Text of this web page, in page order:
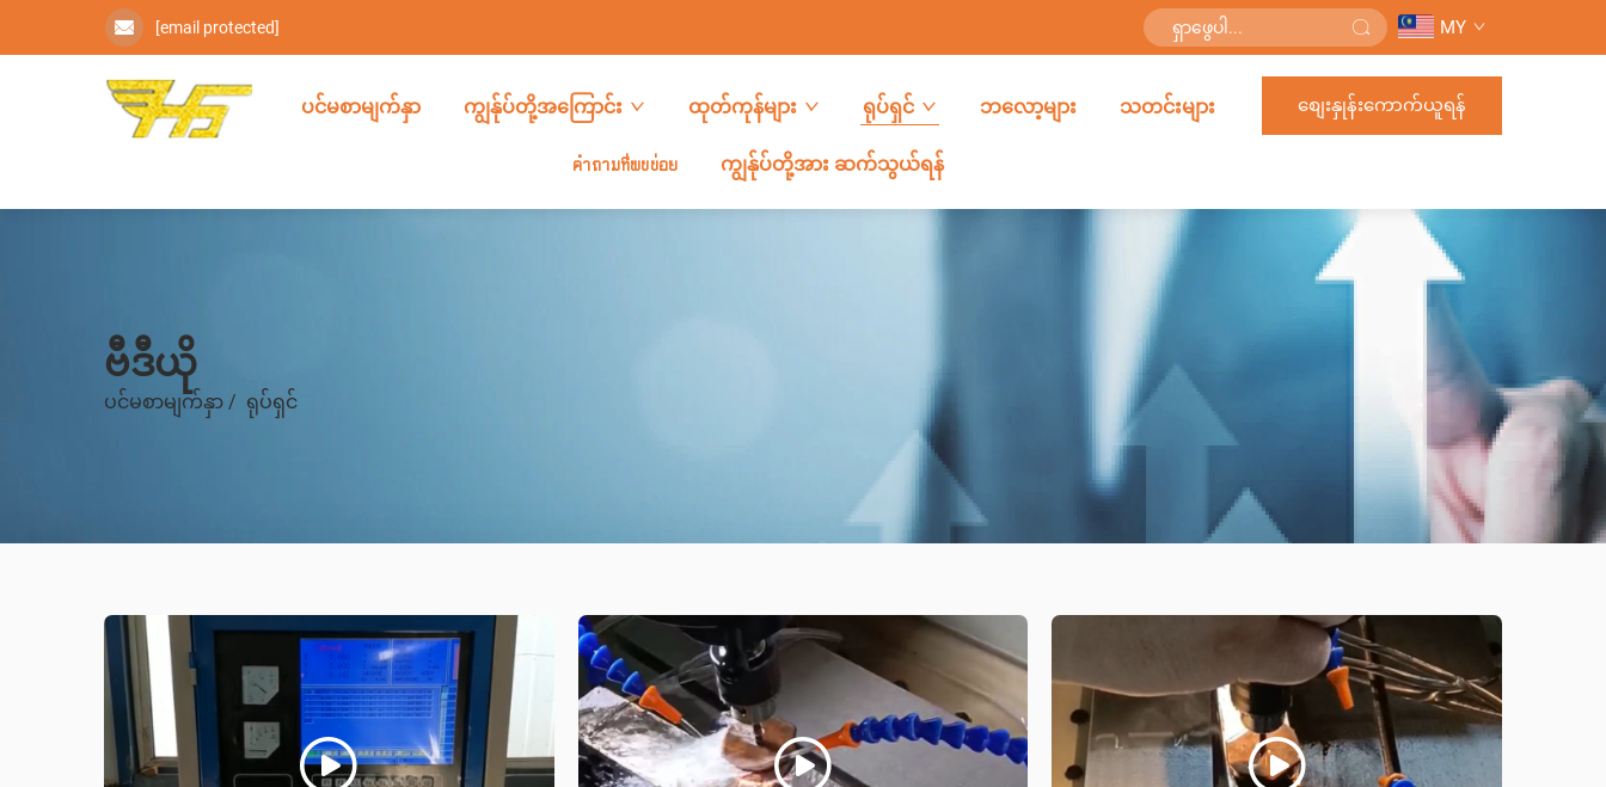
[email protected] MY
ပင်မစာမျက်နှာ ကျွန်ုပ်တို့အကြောင်း ထုတ်ကုန်များ ရုပ်ရှင် ဘလော့များ သတင်းများ
คำถามที่พบบ่อย ကျွန်ုပ်တို့အား ဆက်သွယ်ရန်
စျေးနှုန်းကောက်ယူရန်
ဗီဒီယို
ပင်မစာမျက်နှာ / ရုပ်ရှင်